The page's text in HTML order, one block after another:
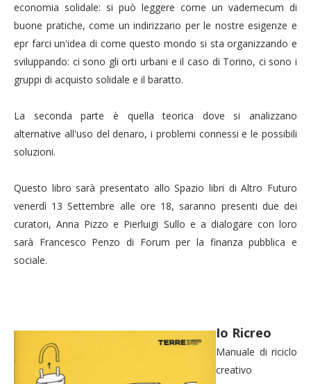
economia solidale: si può leggere come un vademecum di
buone pratiche, come un indirizzario per le nostre esigenze e
epr farci un'idea di come questo mondo si sta organizzando e
sviluppando: ci sono gli orti urbani e il caso di Torino, ci sono i
gruppi di acquisto solidale e il baratto.
La seconda parte è quella teorica dove si analizzano
alternative all'uso del denaro, i problemi connessi e le possibili
soluzioni.
Questo libro sarà presentato allo Spazio libri di Altro Futuro
venerdì 13 Settembre alle ore 18, saranno presenti due dei
curatori, Anna Pizzo e Pierluigi Sullo e a dialogare con loro
sarà Francesco Penzo di Forum per la finanza pubblica e
sociale.
Io Ricreo
Manuale di riciclo
creativo